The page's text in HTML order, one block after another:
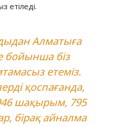
етіледі.
Алматыға
бойынша біз
етеміз.
қоспағанда,
шақырым, 795
бірақ айналма